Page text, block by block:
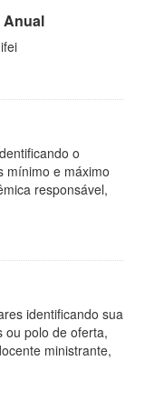
Anual
o
mínimo e máximo
responsável,
identificando sua
ou polo de oferta,
ministrante,